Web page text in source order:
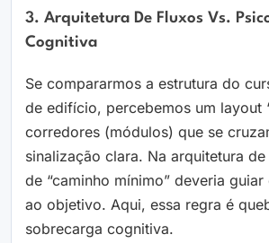
3. Arquitetura De Fluxos Vs.
Cognitiva
Se compararmos a estrutura do
de edifício, percebemos um layout
corredores (módulos) que se
sinalização clara. Na arquitetura
de “caminho mínimo” deveria
ao objetivo. Aqui, essa regra é
sobrecarga cognitiva.